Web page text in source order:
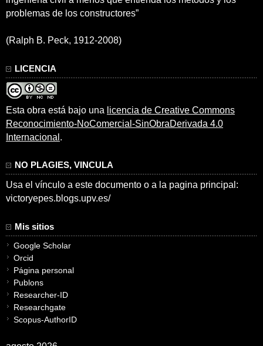
problemas de los constructores”
(Ralph B. Peck, 1912-2008)
LICENCIA
Esta obra está bajo una licencia de Creative Commons
Reconocimiento-NoComercial-SinObraDerivada 4.0
Internacional .
NO PLAGIES, VINCULA
Usa el vínculo a este documento o a la pagina principal:
victoryepes.blogs.upv.es/
Mis sitios
Google Scholar
Orcid
Página personal
Publons
Researcher-ID
Researchgate
Scopus-AuthorID